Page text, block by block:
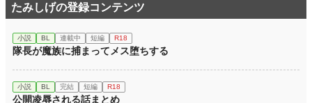
たみしげの登録コンテンツ
小説 BL 連載中 短編 R18
隊長が魔族に捕まってメス堕ちする
小説 BL 完結 短編 R18
公開凌辱される話まとめ